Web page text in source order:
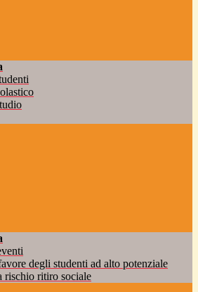
degli studenti ad alto potenziale
rischio ritiro sociale